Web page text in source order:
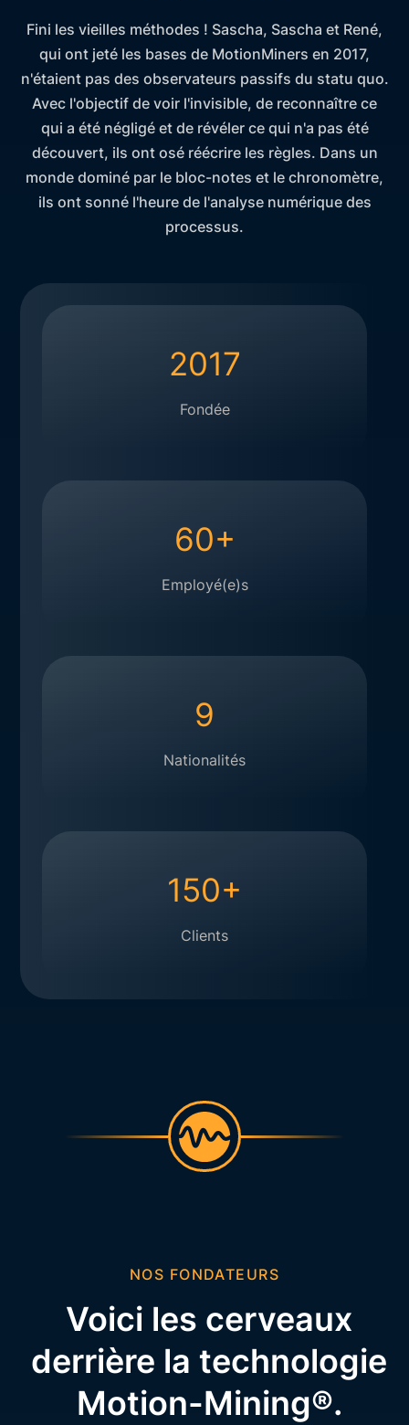
Fini les vieilles méthodes ! Sascha, Sascha et René,
qui ont jeté les bases de MotionMiners en 2017,
n'étaient pas des observateurs passifs du statu quo.
Avec l'objectif de voir l'invisible, de reconnaître ce
qui a été négligé et de révéler ce qui n'a pas été
découvert, ils ont osé réécrire les règles. Dans un
monde dominé par le bloc-notes et le chronomètre,
ils ont sonné l'heure de l'analyse numérique des
processus.
2017
Fondée
60+
Employé(e)s
9
Nationalités
150+
Clients
NOS FONDATEURS
Voici les cerveaux
derrière la technologie
Motion-Mining®.